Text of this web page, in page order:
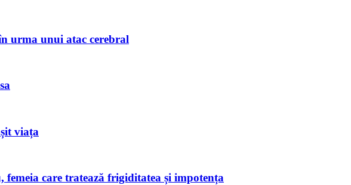
urma unui atac cerebral
viața
femeia care tratează frigiditatea și impotența